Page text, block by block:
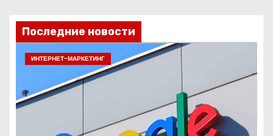
Последние новости
ИНТЕРНЕТ-МАРКЕТИНГ